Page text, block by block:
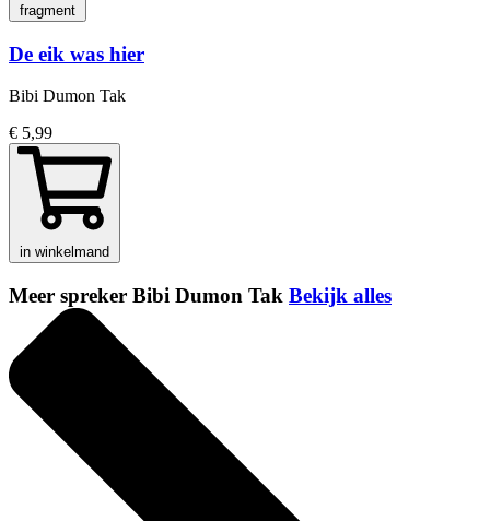
fragment
De eik was hier
Bibi Dumon Tak
€ 5,99
in winkelmand
Meer spreker Bibi Dumon Tak Bekijk alles